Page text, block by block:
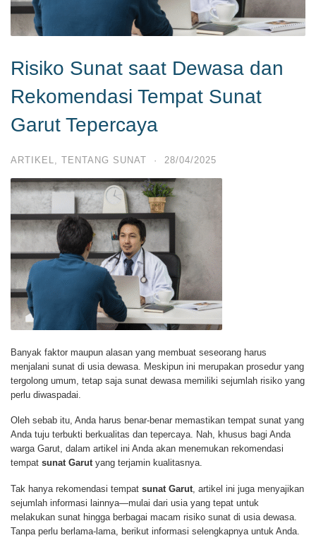
Risiko Sunat saat Dewasa dan
Rekomendasi Tempat Sunat
Garut Tepercaya
ARTIKEL TENTANG SUNAT · 28/04/2025
Banyak faktor maupun alasan yang membuat seseorang harus
menjalani sunat di usia dewasa. Meskipun ini merupakan prosedur yang
tergolong umum, tetap saja sunat dewasa memiliki sejumlah risiko yang
perlu diwaspadai.
Oleh sebab itu, Anda harus benar-benar memastikan tempat sunat yang
Anda tuju terbukti berkualitas dan tepercaya. Nah, khusus bagi Anda
warga Garut, dalam artikel ini Anda akan menemukan rekomendasi
tempat sunat Garut yang terjamin kualitasnya.
Tak hanya rekomendasi tempat sunat Garut , artikel ini juga menyajikan
sejumlah informasi lainnya—mulai dari usia yang tepat untuk
melakukan sunat hingga berbagai macam risiko sunat di usia dewasa.
Tanpa perlu berlama-lama, berikut informasi selengkapnya untuk Anda.